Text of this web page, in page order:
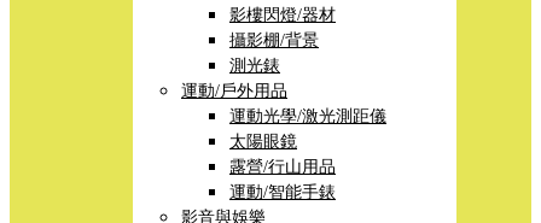
影樓閃燈/器材
攝影棚/背景
測光錶
運動/戶外用品
運動光學/激光測距儀
太陽眼鏡
露營/行山用品
運動/智能手錶
影音與娛樂